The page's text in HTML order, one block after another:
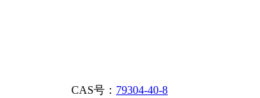
CAS号： 79304-40-8